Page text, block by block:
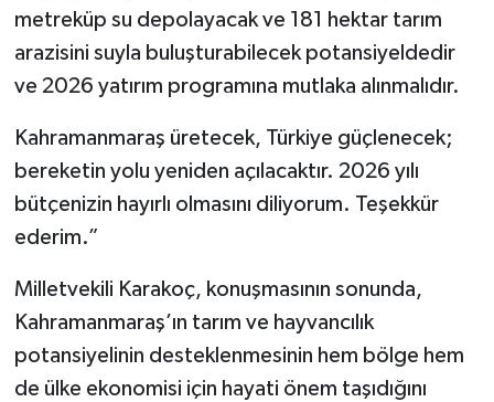
metreküp su depolayacak ve 181 hektar tarım
arazisini suyla buluşturabilecek potansiyeldedir
ve 2026 yatırım programına mutlaka alınmalıdır.
Kahramanmaraş üretecek, Türkiye güçlenecek;
bereketin yolu yeniden açılacaktır. 2026 yılı
bütçenizin hayırlı olmasını diliyorum. Teşekkür
ederim.”
Milletvekili Karakoç, konuşmasının sonunda,
Kahramanmaraş’ın tarım ve hayvancılık
potansiyelinin desteklenmesinin hem bölge hem
de ülke ekonomisi için hayati önem taşıdığını